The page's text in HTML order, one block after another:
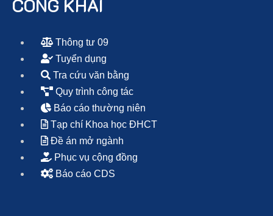
CÔNG KHAI
Thông tư 09
Tuyển dụng
Tra cứu văn bằng
Quy trình công tác
Báo cáo thường niên
Tạp chí Khoa học ĐHCT
Đề án mở ngành
Phục vụ cộng đồng
Báo cáo CDS